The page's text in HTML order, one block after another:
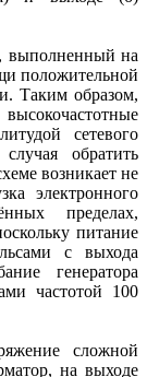
выполненный на
положительной
Таким образом,
сетевого
обратить
возникает не
электронного
пределах,
питание
с выхода
генератора
частотой 100
сложной
на выходе